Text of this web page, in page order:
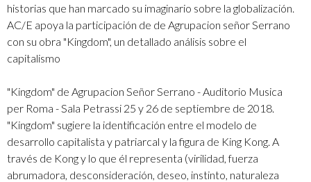
historias que han marcado su imaginario sobre la globalización.
AC/E apoya la participación de de Agrupacion señor Serrano
con su obra "Kingdom", un detallado análisis sobre el
capitalismo
"Kingdom" de Agrupacion Señor Serrano - Auditorio Musica
per Roma - Sala Petrassi 25 y 26 de septiembre de 2018.
"Kingdom" sugiere la identificación entre el modelo de
desarrollo capitalista y patriarcal y la figura de King Kong. A
través de Kong y lo que él representa (virilidad, fuerza
abrumadora, desconsideración, deseo, instinto, naturaleza